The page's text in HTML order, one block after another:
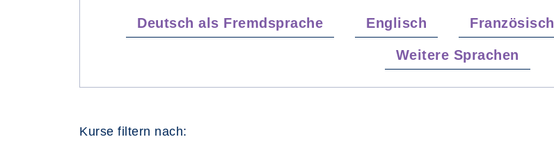
Deutsch als Fremdsprache Englisch Französisch
Weitere Sprachen
Kurse filtern nach: